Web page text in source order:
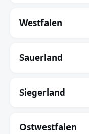
Westfalen
Sauerland
Siegerland
Ostwestfalen